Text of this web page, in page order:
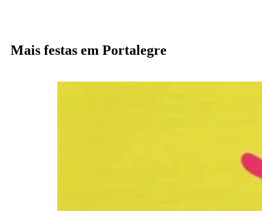
Mais festas em Portalegre